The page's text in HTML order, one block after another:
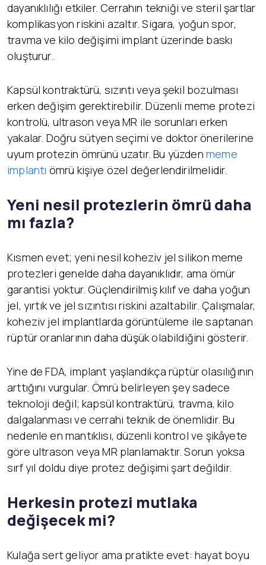
dayanıklılığı etkiler. Cerrahın tekniği ve steril şartlar
komplikasyon riskini azaltır. Sigara, yoğun spor,
travma ve kilo değişimi implant üzerinde baskı
oluşturur.
Kapsül kontraktürü, sızıntı veya şekil bozulması
erken değişim gerektirebilir. Düzenli meme protezi
kontrolü, ultrason veya MR ile sorunları erken
yakalar. Doğru sütyen seçimi ve doktor önerilerine
uyum protezin ömrünü uzatır. Bu yüzdenmeme
implantı ömrü kişiye özel değerlendirilmelidir.
Yeni nesil protezlerin ömrü daha
mı fazla?
Kısmen evet; yeni nesil koheziv jel silikon meme
protezleri genelde daha dayanıklıdır, ama ömür
garantisi yoktur. Güçlendirilmiş kılıf ve daha yoğun
jel, yırtık ve jel sızıntısı riskini azaltabilir. Çalışmalar,
koheziv jel implantlarda görüntüleme ile saptanan
rüptür oranlarının daha düşük olabildiğini gösterir.
Yine de FDA, implant yaşlandıkça rüptür olasılığının
arttığını vurgular. Ömrü belirleyen şey sadece
teknoloji değil; kapsül kontraktürü, travma, kilo
dalgalanması ve cerrahi teknik de önemlidir. Bu
nedenle en mantıklısı, düzenli kontrol ve şikâyete
göre ultrason veya MR planlamaktır. Sorun yoksa
sırf yıl doldu diye protez değişimi şart değildir.
Herkesin protezi mutlaka
değişecek mi?
Kulağa sert geliyor ama pratikte evet: hayat boyu